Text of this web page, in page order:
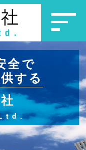
全で
する